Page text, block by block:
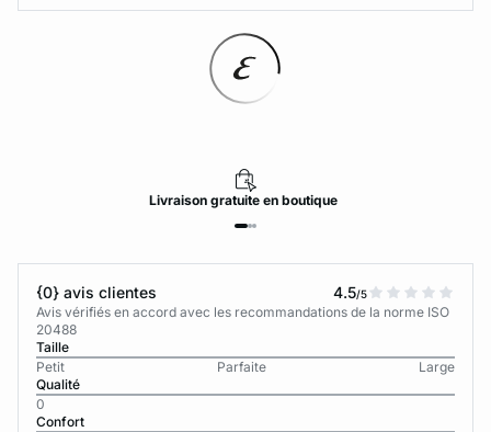
Livraisongratuiteen boutique
{0} avis clientes 4.5/5
Avis vérifiés en accord avec les recommandations de la norme ISO
20488
Taille
Petit
Parfaite
Large
Qualité
0
Confort